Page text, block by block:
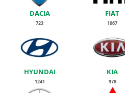
DACIA
723
FIAT
1067
HYUNDAI
1241
KIA
978